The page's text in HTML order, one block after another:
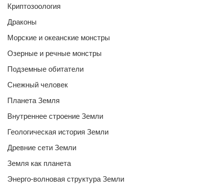
Криптозоология
Драконы
Морские и океанские монстры
Озерные и речные монстры
Подземные обитатели
Снежный человек
Планета Земля
Внутреннее строение Земли
Геологическая история Земли
Древние сети Земли
Земля как планета
Энерго-волновая структура Земли